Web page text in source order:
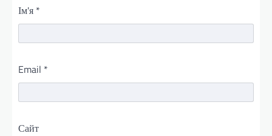
Ім'я *
Email *
Сайт